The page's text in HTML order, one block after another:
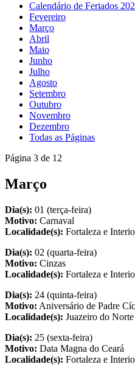
Calendário de Feriados
Fevereiro
Março
Abril
Maio
Junho
Julho
Agosto
Setembro
Outubro
Novembro
Dezembro
Todas as Páginas
Página 3 de 12
Março
Dia(s): 01 (terça-feira)
Motivo: Carnaval
Localidade(s): Fortaleza e
Dia(s): 02 (quarta-feira)
Motivo: Cinzas
Localidade(s): Fortaleza e
Dia(s): 24 (quinta-feira)
Motivo: Aniversário de Padre
Localidade(s): Juazeiro do Norte
Dia(s): 25 (sexta-feira)
Motivo: Data Magna do Ceará
Localidade(s): Fortaleza e